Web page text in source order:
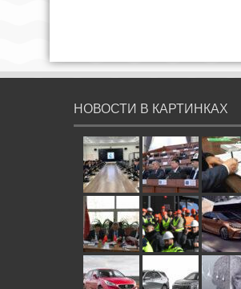
НОВОСТИ В КАРТИНКАХ